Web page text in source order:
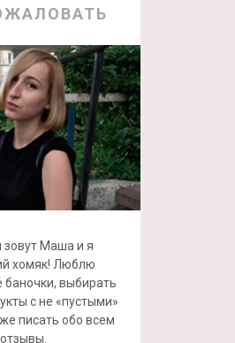
зовут Маша и я
хомяк! Люблю
выбирать
с не «пустыми»
писать обо всем